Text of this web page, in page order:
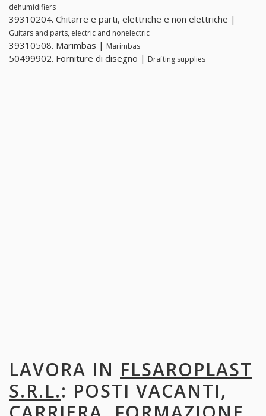
dehumidifiers
39310204. Chitarre e parti, elettriche e non elettriche |
Guitars and parts, electric and nonelectric
39310508. Marimbas | Marimbas
50499902. Forniture di disegno | Drafting supplies
LAVORA IN FLSAROPLAST
S.R.L.: POSTI VACANTI,